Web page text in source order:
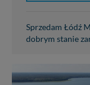
Sprzedam Łódź
dobrym stanie